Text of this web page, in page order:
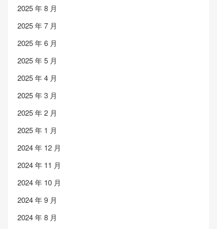
2025 年 8 月
2025 年 7 月
2025 年 6 月
2025 年 5 月
2025 年 4 月
2025 年 3 月
2025 年 2 月
2025 年 1 月
2024 年 12 月
2024 年 11 月
2024 年 10 月
2024 年 9 月
2024 年 8 月